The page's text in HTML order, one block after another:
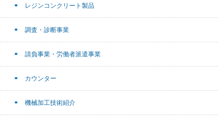
レジンコンクリート製品
調査・診断事業
請負事業・労働者派遣事業
カウンター
機械加工技術紹介